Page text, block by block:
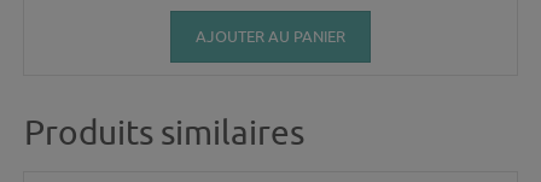
AJOUTER AU PANIER
Produits similaires